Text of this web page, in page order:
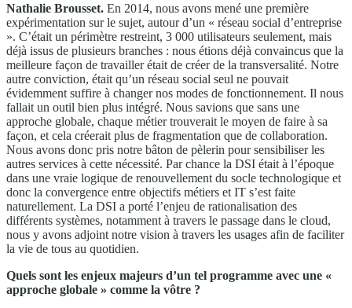
Nathalie Brousset. En 2014, nous avons mené une première
expérimentation sur le sujet, autour d’un « réseau social d’entreprise
». C’était un périmètre restreint, 3 000 utilisateurs seulement, mais
déjà issus de plusieurs branches : nous étions déjà convaincus que la
meilleure façon de travailler était de créer de la transversalité. Notre
autre conviction, était qu’un réseau social seul ne pouvait
évidemment suffire à changer nos modes de fonctionnement. Il nous
fallait un outil bien plus intégré. Nous savions que sans une
approche globale, chaque métier trouverait le moyen de faire à sa
façon, et cela créerait plus de fragmentation que de collaboration.
Nous avons donc pris notre bâton de pèlerin pour sensibiliser les
autres services à cette nécessité. Par chance la DSI était à l’époque
dans une vraie logique de renouvellement du socle technologique et
donc la convergence entre objectifs métiers et IT s’est faite
naturellement. La DSI a porté l’enjeu de rationalisation des
différents systèmes, notamment à travers le passage dans le cloud,
nous y avons adjoint notre vision à travers les usages afin de faciliter
la vie de tous au quotidien.
Quels sont les enjeux majeurs d’un tel programme avec une «
approche globale » comme la vôtre ?